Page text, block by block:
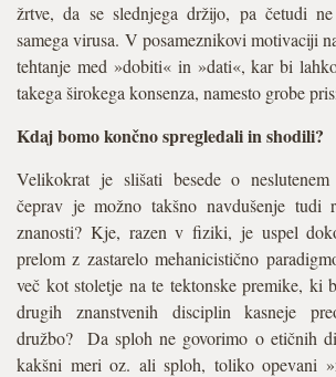
žrtve, da se slednjega držijo, pa četudi
samega virusa. V posameznikovi motivaciji
tehtanje med »dobiti« in »dati«, kar bi
takega širokega konsenza, namesto grobe
Kdaj bomo končno spregledali in shodili?
Velikokrat je slišati besede o neslutenem
čeprav je možno takšno navdušenje tudi
znanosti? Kje, razen v fiziki, je uspel
prelom z zastarelo mehanicistično
več kot stoletje na te tektonske premike, ki
drugih znanstvenih disciplin kasneje
družbo? Da sploh ne govorimo o etičnih
kakšni meri oz. ali sploh, toliko opevani